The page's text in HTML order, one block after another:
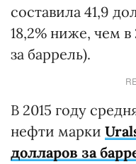
составила 41,9
18,2% ниже, чем в
за баррель).
В 2015 году
нефти марки
долларов за